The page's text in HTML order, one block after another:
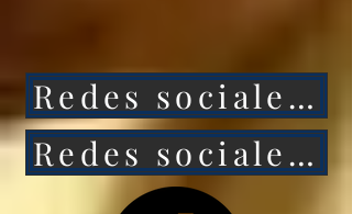
Unidos caerá aún más
rápido.
NO HAY MANERA de
Redes sociales 1
Redes sociales 2